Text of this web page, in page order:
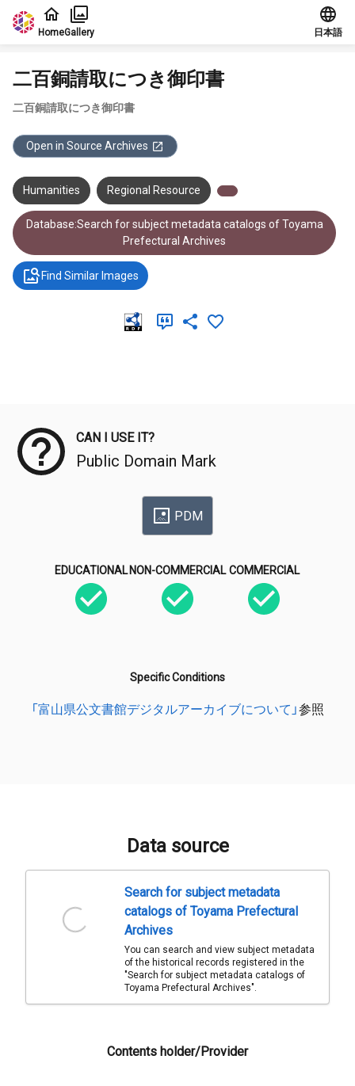
Jump to main content
HomeGallery 日本語
二百銅請取につき御印書
二百銅請取につき御印書
Open in Source Archives
Humanities Regional Resource
Database:Search for subject metadata catalogs of Toyama
Prefectural Archives
Find Similar Images
CAN I USE IT?
Public Domain Mark
PDM
EDUCATIONAL NON-COMMERCIAL COMMERCIAL
Specific Conditions
「富山県公文書館デジタルアーカイブについて」参照
Data source
Search for subject metadata
catalogs of Toyama Prefectural
Archives
You can search and view subject metadata
of the historical records registered in the
"Search for subject metadata catalogs of
Toyama Prefectural Archives".
Contents holder/Provider